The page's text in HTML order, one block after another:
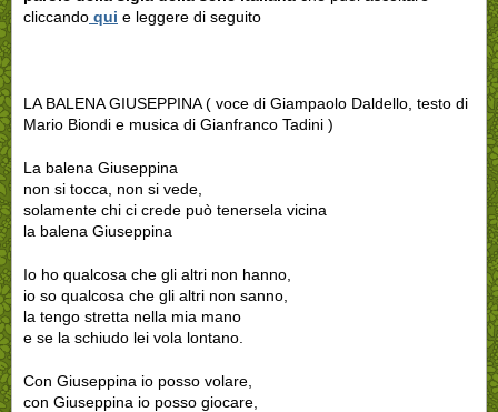
cliccando qui e leggere di seguito
LA BALENA GIUSEPPINA ( voce di Giampaolo Daldello, testo di
Mario Biondi e musica di Gianfranco Tadini )
La balena Giuseppina
non si tocca, non si vede,
solamente chi ci crede può tenersela vicina
la balena Giuseppina
Io ho qualcosa che gli altri non hanno,
io so qualcosa che gli altri non sanno,
la tengo stretta nella mia mano
e se la schiudo lei vola lontano.
Con Giuseppina io posso volare,
con Giuseppina io posso giocare,